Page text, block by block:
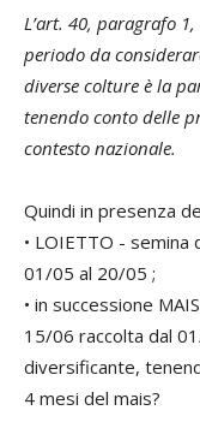
L’art. 40, paragrafo
periodo da
diverse colture è la
tenendo conto delle
contesto nazionale.
Quindi in presenza
• LOIETTO -
01/05 al 20/05 ;
• in successione
15/06 raccolta dal
diversificante,
4 mesi del mais?